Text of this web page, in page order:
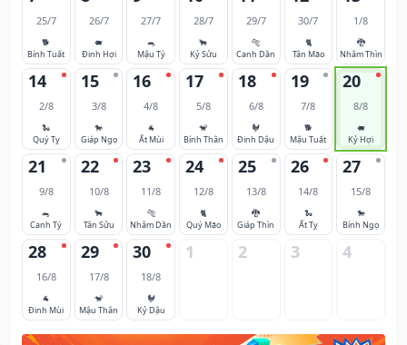
25/7
🐕
Bính Tuất
26/7
🐖
Đinh Hợi
27/7
🐀
Mậu Tý
28/7
🐂
Kỷ Sửu
29/7
🐅
Canh Dần
30/7
🐈
Tân Mão
1/8
🐉
Nhâm Thìn
14
2/8
🐍
Quý Tỵ
15
3/8
🐎
Giáp Ngọ
16
4/8
🐐
Ất Mùi
17
5/8
🐒
Bính Thân
18
6/8
🐓
Đinh Dậu
19
7/8
🐕
Mậu Tuất
20
8/8
🐖
Kỷ Hợi
21
9/8
🐀
Canh Tý
22
10/8
🐂
Tân Sửu
23
11/8
🐅
Nhâm Dần
24
12/8
🐈
Quý Mão
25
13/8
🐉
Giáp Thìn
26
14/8
🐍
Ất Tỵ
27
15/8
🐎
Bính Ngọ
28
16/8
🐐
Đinh Mùi
29
17/8
🐒
Mậu Thân
30
18/8
🐓
Kỷ Dậu
1 2 3 4